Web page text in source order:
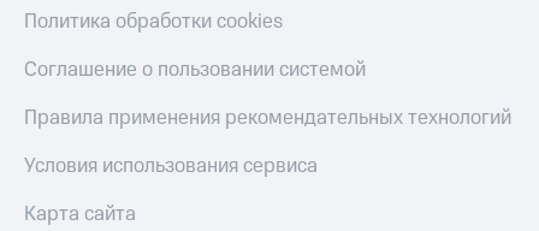
Политика обработки cookies
Соглашение о пользовании системой
Правила применения рекомендательных технологий
Условия использования сервиса
Карта сайта